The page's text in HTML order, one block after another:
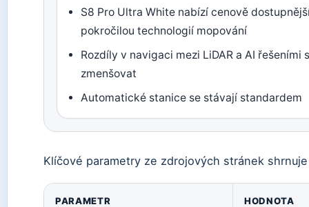
S8 Pro Ultra White nabízí cenově
pokročilou technologií mopování
Rozdíly v navigaci mezi LiDAR a AI řešeními
zmenšovat
Automatické stanice se stávají standardem
Klíčové parametry ze zdrojových stránek
PARAMETR HODNOTA